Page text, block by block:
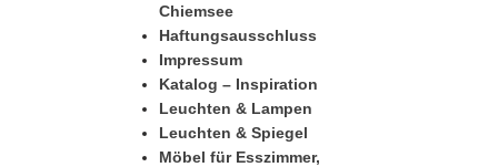
Chiemsee
Haftungsausschluss
Impressum
Katalog – Inspiration
Leuchten & Lampen
Leuchten & Spiegel
Möbel für Esszimmer,